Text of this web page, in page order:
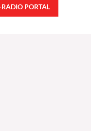
PORTAL